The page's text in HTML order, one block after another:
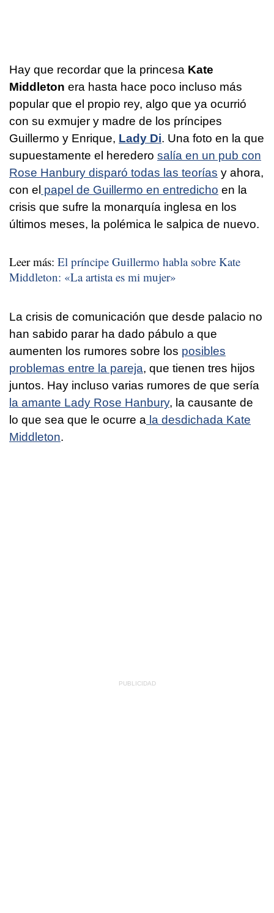
Hay que recordar que la princesa Kate
Middleton era hasta hace poco incluso más
popular que el propio rey, algo que ya ocurrió
con su exmujer y madre de los príncipes
Guillermo y Enrique, Lady Di. Una foto en la que
supuestamente el heredero salía en un pub con
Rose Hanbury disparó todas las teorías y ahora,
con el papel de Guillermo en entredicho en la
crisis que sufre la monarquía inglesa en los
últimos meses, la polémica le salpica de nuevo.
Leer más: El príncipe Guillermo habla sobre Kate
Middleton: «La artista es mi mujer»
La crisis de comunicación que desde palacio no
han sabido parar ha dado pábulo a que
aumenten los rumores sobre los posibles
problemas entre la pareja, que tienen tres hijos
juntos. Hay incluso varias rumores de que sería
la amante Lady Rose Hanbury, la causante de
lo que sea que le ocurre a la desdichada Kate
Middleton.